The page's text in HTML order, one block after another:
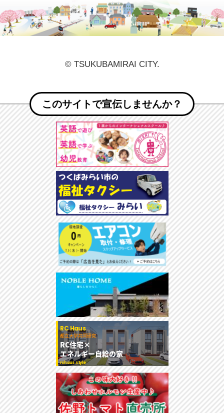
© TSUKUBAMIRAI CITY.
このサイトで宣伝しませんか？